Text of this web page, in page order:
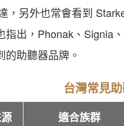
，另外也常會看到
指出，Phonak、Signia
助聽器品牌。
台灣常見
適合族群